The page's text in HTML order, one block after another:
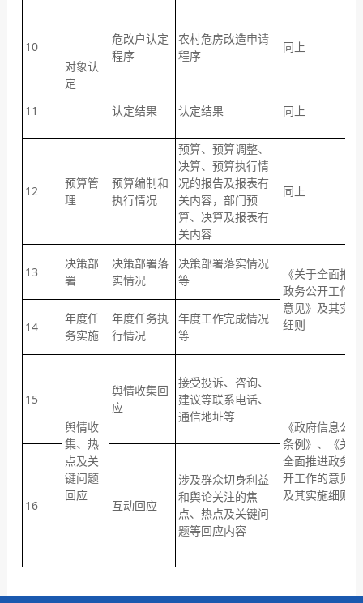
10
对象认
定
危改户认定
程序
农村危房改造申请
程序
同上
11 认定结果 认定结果 同上
12
预算管
理
预算编制和
执行情况
预算、预算调整、
决算、预算执行情
况的报告及报表有
关内容，部门预
算、决算及报表有
关内容
同上
13
决策部
署
决策部署落
实情况
决策部署落实情况
等
《关于全面推进
政务公开工作的
意见》及其实施
细则
14
年度任
务实施
年度任务执
行情况
年度工作完成情况
等
15
舆情收
集、热
点及关
键问题
回应
舆情收集回
应
接受投诉、咨询、
建议等联系电话、
通信地址等
《政府信息公开
条例》、《关于
全面推进政务公
开工作的意见》
及其实施细则
16 互动回应
涉及群众切身利益
和舆论关注的焦
点、热点及关键问
题等回应内容